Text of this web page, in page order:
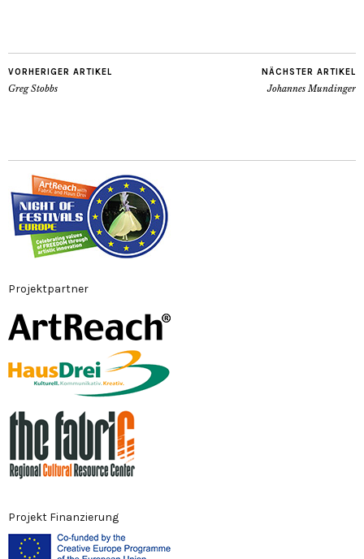
VORHERIGER ARTIKEL
Greg Stobbs
NÄCHSTER ARTIKEL
Johannes Mundinger
Projektpartner
Projekt Finanzierung